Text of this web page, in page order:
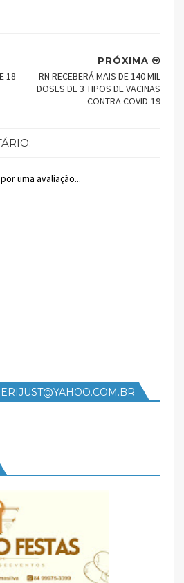
PRÓXIMA
RN RECEBERÁ MAIS DE 140 MIL
DOSES DE 3 TIPOS DE VACINAS
CONTRA COVID-19
18
uma avaliação...